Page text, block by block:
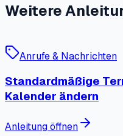
Weitere
Anrufe & Nachrichten
Standardmäßige
Kalender ändern
Anleitung öffnen